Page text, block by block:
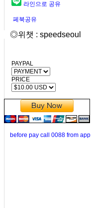
라인으로 공유
페북공유
◎위챗 : speedseoul
PAYPAL
PRICE
before pay call 0088 from app